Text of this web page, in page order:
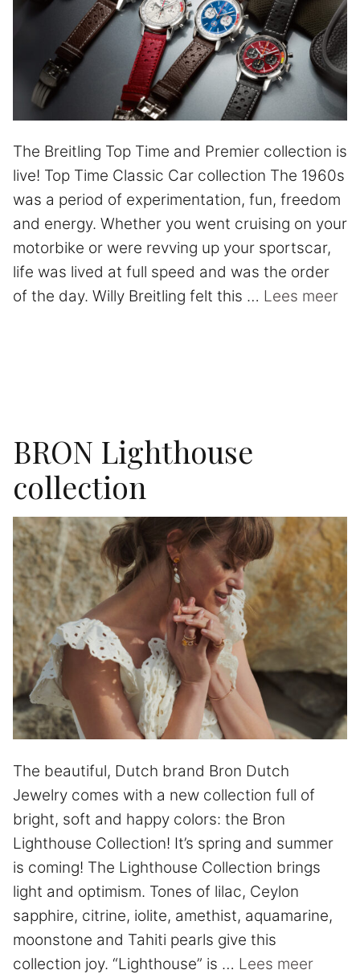
The Breitling Top Time and Premier collection is
live! Top Time Classic Car collection The 1960s
was a period of experimentation, fun, freedom
and energy. Whether you went cruising on your
motorbike or were revving up your sportscar,
life was lived at full speed and was the order
of the day. Willy Breitling felt this … Lees meer
BRON Lighthouse
collection
The beautiful, Dutch brand Bron Dutch
Jewelry comes with a new collection full of
bright, soft and happy colors: the Bron
Lighthouse Collection! It’s spring and summer
is coming! The Lighthouse Collection brings
light and optimism. Tones of lilac, Ceylon
sapphire, citrine, iolite, amethist, aquamarine,
moonstone and Tahiti pearls give this
collection joy. “Lighthouse” is … Lees meer